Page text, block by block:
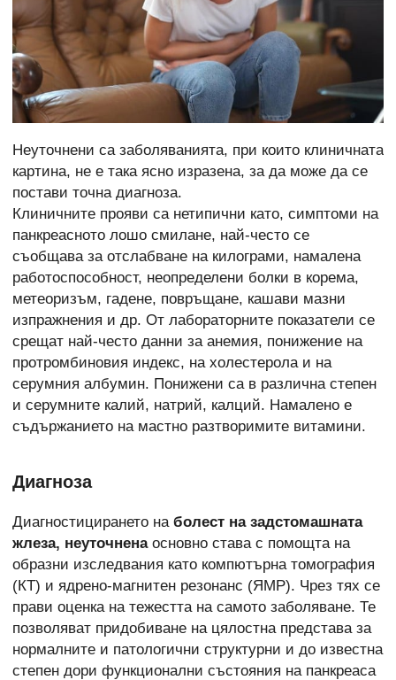
Неуточнени са заболяванията, при които клиничната
картина, не е така ясно изразена, за да може да се
постави точна диагноза.
Клиничните прояви са нетипични като, симптоми на
панкреасното лошо смилане, най-често се
съобщава за отслабване на килограми, намалена
работоспособност, неопределени болки в корема,
метеоризъм, гадене, повръщане, кашави мазни
изпражнения и др. От лабораторните показатели се
срещат най-често данни за анемия, понижение на
протромбиновия индекс, на холестерола и на
серумния албумин. Понижени са в различна степен
и серумните калий, натрий, калций. Намалено е
съдържанието на мастно разтворимите витамини.
Диагноза
Диагностицирането на болест на задстомашната
жлеза, неуточненаосновно става с помощта на
образни изследвания като компютърна томография
(КТ) и ядрено-магнитен резонанс (ЯМР). Чрез тях се
прави оценка на тежестта на самото заболяване. Те
позволяват придобиване на цялостна представа за
нормалните и патологични структурни и до известна
степен дори функционални състояния на панкреаса